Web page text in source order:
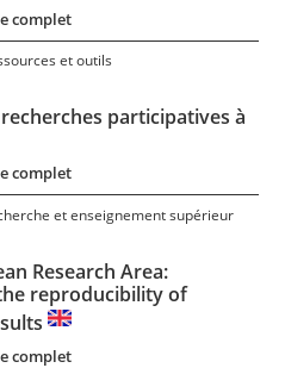
complet
et outils
participatives à
complet
et enseignement supérieur
Research Area:
reproducibility of
complet